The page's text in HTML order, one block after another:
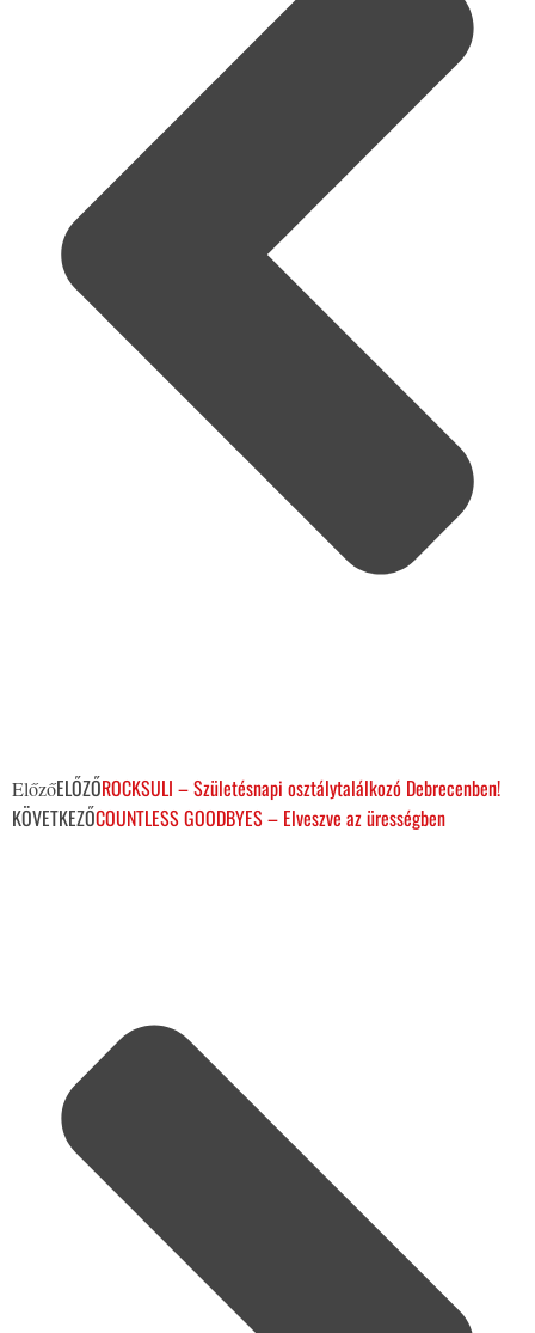
ElőzőELŐZŐROCKSULI – Születésnapi osztálytalálkozó Debrecenben!
KÖVETKEZŐCOUNTLESS GOODBYES – Elveszve az ürességben